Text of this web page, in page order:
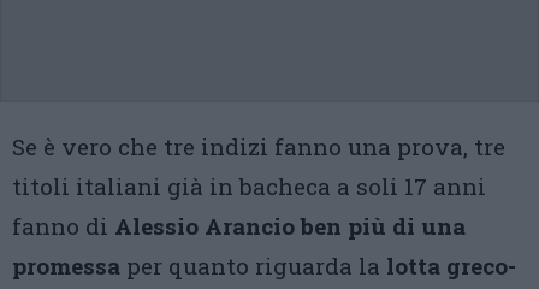
Se è vero che tre indizi fanno una prova, tre
titoli italiani già in bacheca a soli 17 anni
fanno di Alessio Arancio ben più di una
promessa per quanto riguarda la lotta greco-